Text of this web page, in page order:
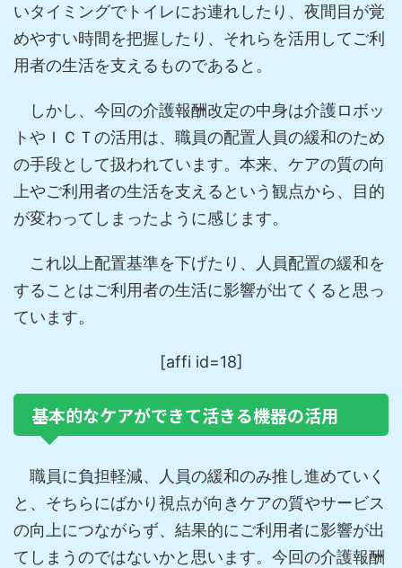
いタイミングでトイレにお連れしたり、夜間目が覚
めやすい時間を把握したり、それらを活用してご利
用者の生活を支えるものであると。
しかし、今回の介護報酬改定の中身は介護ロボッ
トやＩＣＴの活用は、 職員の配置人員の緩和のため
の手段として扱われています。本来、ケアの質の向
上やご利用者の生活を支えるという観点から、目的
が変わってしまったように感じます。
これ以上配置基準を下げたり、人員配置の緩和を
することはご利用者の生活に影響が出てくると思っ
ています。
[affi id=18]
基本的なケアができて活きる機器の活用
職員に負担軽減、人員の緩和のみ推し進めていく
と、そちらにばかり視点が向きケアの質やサービス
の向上につながらず、結果的にご利用者に影響が出
てしまうのではないかと思います。今回の介護報酬